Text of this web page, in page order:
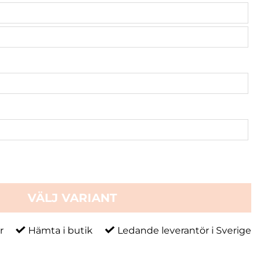
VÄLJ VARIANT
Hämta i butik Ledande leverantör i Sverige